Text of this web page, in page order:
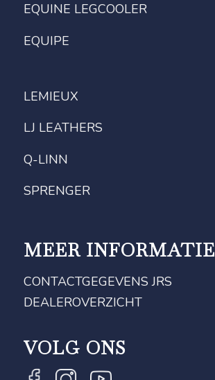
EQUINE LEGCOOLER
EQUIPE
LEMIEUX
LJ LEATHERS
Q-LINN
SPRENGER
MEER INFORMATIE
CONTACTGEGEVENS JRS
DEALEROVERZICHT
VOLG ONS